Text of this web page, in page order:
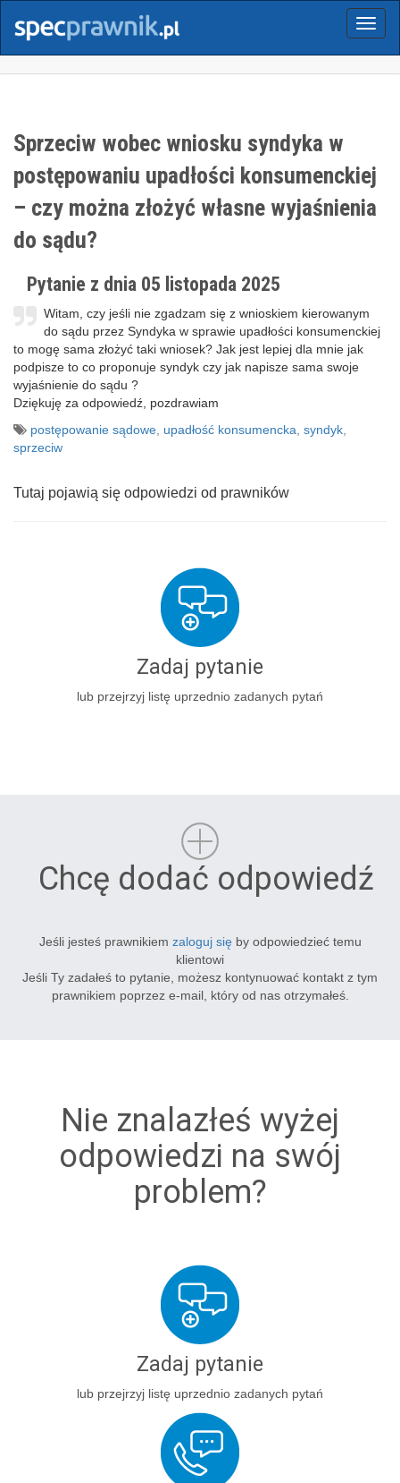
Menu
Sprzeciw wobec wniosku syndyka w
postępowaniu upadłości konsumenckiej
– czy można złożyć własne wyjaśnienia
do sądu?
Pytanie z dnia 05 listopada 2025
Witam, czy jeśli nie zgadzam się z wnioskiem kierowanym
do sądu przez Syndyka w sprawie upadłości konsumenckiej
to mogę sama złożyć taki wniosek? Jak jest lepiej dla mnie jak
podpisze to co proponuje syndyk czy jak napisze sama swoje
wyjaśnienie do sądu ?
Dziękuję za odpowiedź, pozdrawiam
postępowanie sądowe upadłość konsumencka syndyk
sprzeciw
Tutaj pojawią się odpowiedzi od prawników
Zadaj pytanie
lub przejrzyj listę uprzednio zadanych pytań
Chcę dodać odpowiedź
Jeśli jesteś prawnikiem zaloguj się by odpowiedzieć temu
klientowi
Jeśli Ty zadałeś to pytanie, możesz kontynuować kontakt z tym
prawnikiem poprzez e-mail, który od nas otrzymałeś.
Nie znalazłeś wyżej
odpowiedzi na swój
problem?
Zadaj pytanie
lub przejrzyj listę uprzednio zadanych pytań